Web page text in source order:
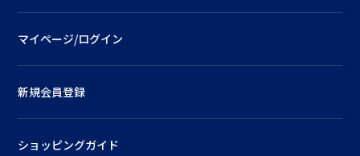
マイページ/ログイン
新規会員登録
ショッピングガイド